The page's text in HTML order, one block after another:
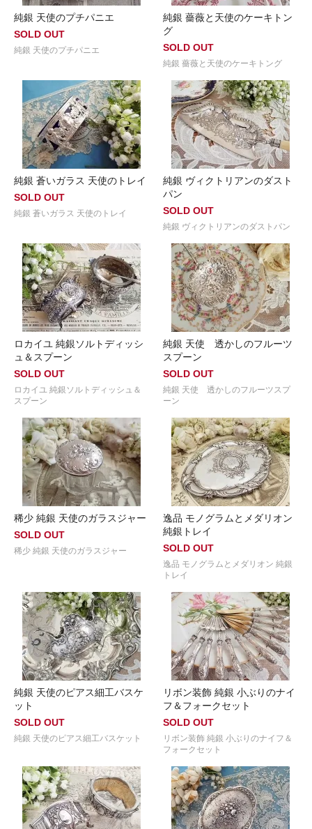
純銀 天使のプチパニエ
SOLD OUT
純銀 天使のプチパニエ
純銀 薔薇と天使のケーキトン
グ
SOLD OUT
純銀 薔薇と天使のケーキトング
純銀 蒼いガラス 天使のトレイ
SOLD OUT
純銀 蒼いガラス 天使のトレイ
純銀 ヴィクトリアンのダスト
パン
SOLD OUT
純銀 ヴィクトリアンのダストパン
ロカイユ 純銀ソルトディッシ
ュ＆スプーン
SOLD OUT
ロカイユ 純銀ソルトディッシュ＆
スプーン
純銀 天使 透かしのフルーツ
スプーン
SOLD OUT
純銀 天使 透かしのフルーツスプ
ーン
稀少 純銀 天使のガラスジャー
SOLD OUT
稀少 純銀 天使のガラスジャー
逸品 モノグラムとメダリオン
純銀トレイ
SOLD OUT
逸品 モノグラムとメダリオン 純銀
トレイ
純銀 天使のピアス細工バスケ
ット
SOLD OUT
純銀 天使のピアス細工バスケット
リボン装飾 純銀 小ぶりのナイ
フ＆フォークセット
SOLD OUT
リボン装飾 純銀 小ぶりのナイフ＆
フォークセット